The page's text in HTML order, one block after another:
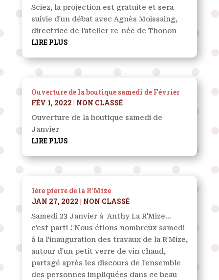
Sciez, la projection est gratuite et sera
suivie d'un débat avec Agnès Moissaing,
directrice de l'atelier re-née de Thonon
LIRE PLUS
Ouverture de la boutique samedi de Février
FÉV 1, 2022 | NON CLASSÉ
Ouverture de la boutique samedi de
Janvier
LIRE PLUS
1ère pierre de la R’Mize
JAN 27, 2022 | NON CLASSÉ
Samedi 23 Janvier à Anthy La R'Mize...
c'est parti ! Nous étions nombreux samedi
à la l'inauguration des travaux de la R'Mize,
autour d'un petit verre de vin chaud,
partagé après les discours de l'ensemble
des personnes impliquées dans ce beau